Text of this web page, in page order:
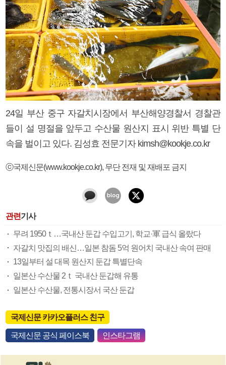
24일 부산 중구 자갈치시장에서 부산해양경찰서 경찰관
들이 설 명절을 앞두고 수산물 원산지 표시 위반 특별 단
속을 벌이고 있다. 김성효 전문기자 kimsh@kookje.co.kr
ⓒ국제신문(www.kookje.co.kr), 무단 전재 및 재배포 금지
관련기사
무려 1950ｔ…국내산 둔갑 수입고기, 학교·軍 급식 올랐다
자갈치 맛집의 배신…일본 참돔 5억 원어치 국내산 속여 판매
13일부터 설 대목 원산지 둔갑 특별단속
일본산 수산물 2ｔ 국내산 둔갑해 유통
일본산 수산물, 전통시장서 국산 둔갑
국제신문 카카오플러스 친구
국제신문 공식 페이스북 인스타그램